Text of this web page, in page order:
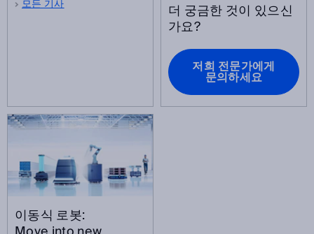
모든 기사 더 궁금한 것이 있으신
가요?
저희 전문가에게
문의하세요
이동식 로봇: